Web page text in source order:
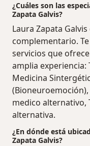
¿Cuáles son las
Zapata Galvis?
Laura Zapata
complementario.
servicios que
amplia experiencia:
Medicina
medico alternativo,
alternativa.
¿En dónde está
Zapata Galvis?